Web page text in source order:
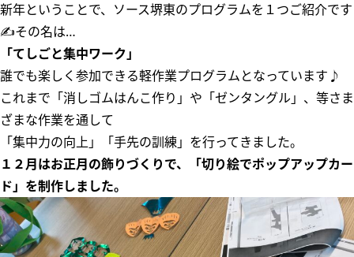
新年ということで、ソース堺東のプログラムを１つご紹介です
✍その名は…
「てしごと集中ワーク」
誰でも楽しく参加できる軽作業プログラムとなっています♪
これまで「消しゴムはんこ作り」や「ゼンタングル」、等さま
ざまな作業を通して
「集中力の向上」「手先の訓練」を行ってきました。
１２月はお正月の飾りづくりで、「切り絵でポップアップカー
ド」を制作しました。